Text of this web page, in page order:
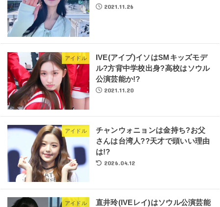
2021.11.26
アイドル
IVE(アイブ)イソはSMキッズモデ
ル?方背中学校出身?高校はソウル
公演芸能か!?
2021.11.20
アイドル
チャンウォニョンは金持ち?お父
さんは台湾人??天才で頭いい理由
は!?
2026.04.12
アイドル
直井玲(IVEレイ)はソウル公演芸能